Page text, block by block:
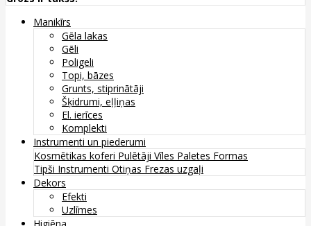
Manikīrs
Gēla lakas
Gēli
Poligeli
Topi, bāzes
Grunts, stiprinātāji
Šķidrumi, eļļiņas
El. ierīces
Komplekti
Instrumenti un piederumi
Kosmētikas koferi Pulētāji Vīles Paletes Formas
Tipši Instrumenti Otiņas Frezas uzgaļi
Dekors
Efekti
Uzlīmes
Higiēna